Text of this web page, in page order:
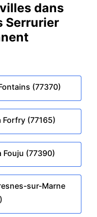
dans
Serrurier
(77370)
Forfry (77165)
Fouju (77390)
sur-Marne